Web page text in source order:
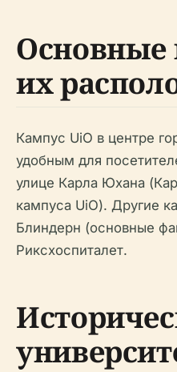
их
Кампус UiO в центре
удобным для
улице Карла Юхана
кампуса UiO). Другие
Блиндерн (основные
Риксхоспиталет.